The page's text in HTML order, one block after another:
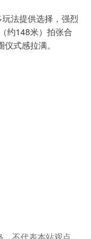
法提供选择，强烈
约148米）拍张合
式感拉满。